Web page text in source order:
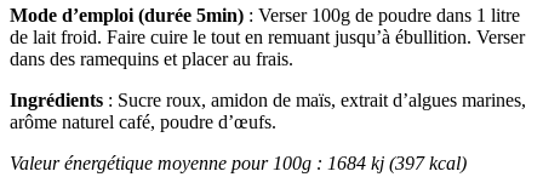
Mode d’emploi (durée 5min) : Verser 100g de poudre dans 1 litre
de lait froid. Faire cuire le tout en remuant jusqu’à ébullition. Verser
dans des ramequins et placer au frais.
Ingrédients : Sucre roux, amidon de maïs, extrait d’algues marines,
arôme naturel café, poudre d’œufs.
Valeur énergétique moyenne pour 100g : 1684 kj (397 kcal)